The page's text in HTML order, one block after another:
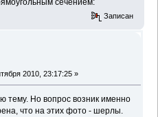
сечением:
Записан
2010, 23:17:25 »
тему. Но вопрос возник именно
что на этих фото - шерлы.